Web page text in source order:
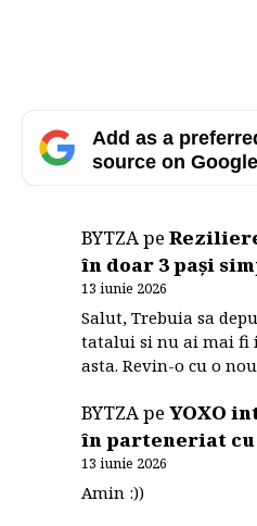
Add as a
source on Google
BYTZApe
în doar 3 pași
13 iunie 2026
Salut, Trebuia sa
tatalui si nu ai mai fi
asta. Revin-o cu o
BYTZApeYOXO
în parteneriat cu
13 iunie 2026
Amin :))